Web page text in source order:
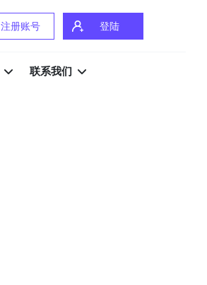
注册账号 登陆
联系我们